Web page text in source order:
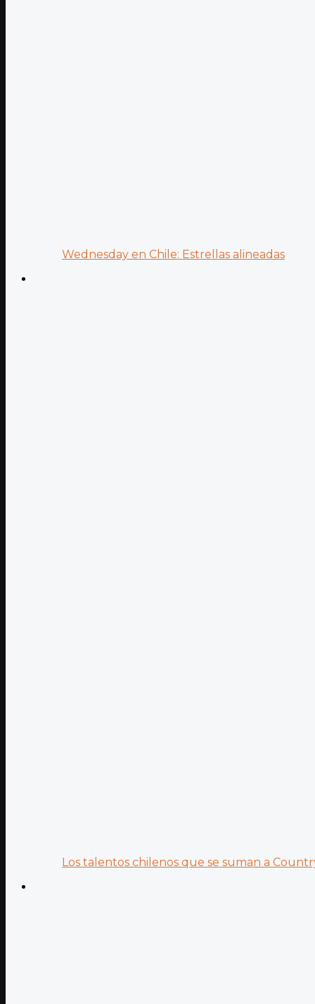
Wednesday en Chile: Estrellas alineadas
Los talentos chilenos que se suman a